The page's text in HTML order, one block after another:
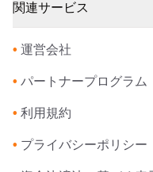
関連サービス
• 運営会社
• パートナープログラム
• 利用規約
• プライバシーポリシー